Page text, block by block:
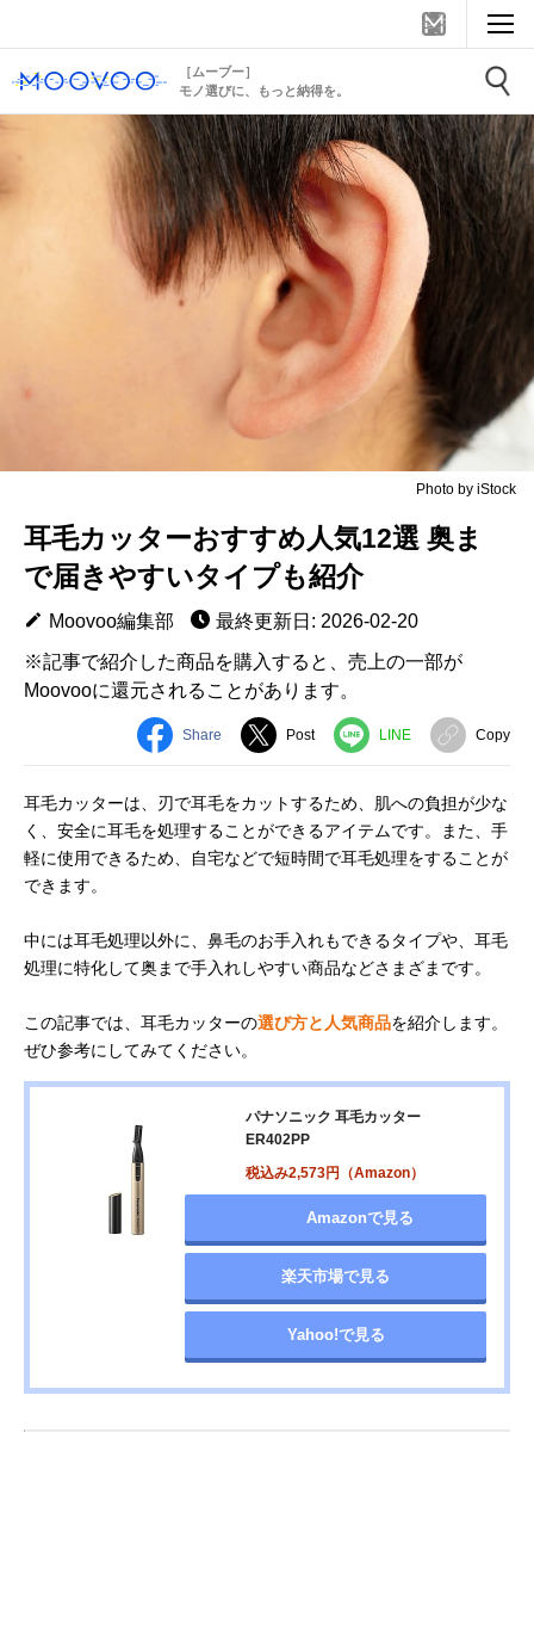
［ムーブー］
モノ選びに、もっと納得を。
Photo by iStock
耳毛カッターおすすめ人気12選 奥ま
で届きやすいタイプも紹介
Moovoo編集部
最終更新日: 2026-02-20
※記事で紹介した商品を購入すると、売上の一部が
Moovooに還元されることがあります。
Share Post LINE Copy
耳毛カッターは、刃で耳毛をカットするため、肌への負担が少な
く、安全に耳毛を処理することができるアイテムです。また、手
軽に使用できるため、自宅などで短時間で耳毛処理をすることが
できます。
中には耳毛処理以外に、鼻毛のお手入れもできるタイプや、耳毛
処理に特化して奥まで手入れしやすい商品などさまざまです。
この記事では、耳毛カッターの選び方と人気商品を紹介します。
ぜひ参考にしてみてください。
パナソニック 耳毛カッター
ER402PP
税込み2,573円（Amazon）
Amazonで見る
楽天市場で見る
Yahoo!で見る